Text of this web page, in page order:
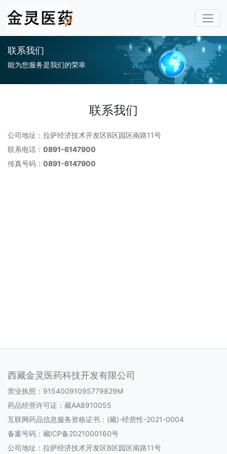
联系我们
能为您服务是我们的荣幸
联系我们
公司地址：拉萨经济技术开发区B区园区南路11号
联系电话： 0891-6147900
传真号码： 0891-6147900
西藏金灵医药科技开发有限公司
营业执照：91540091095779829M
药品经营许可证： 藏AA8910055
互联网药品信息服务资格证书： (藏)-经营性-2021-0004
备案号码： 藏ICP备2021000160号
公司地址：拉萨经济技术开发区B区园区南路11号